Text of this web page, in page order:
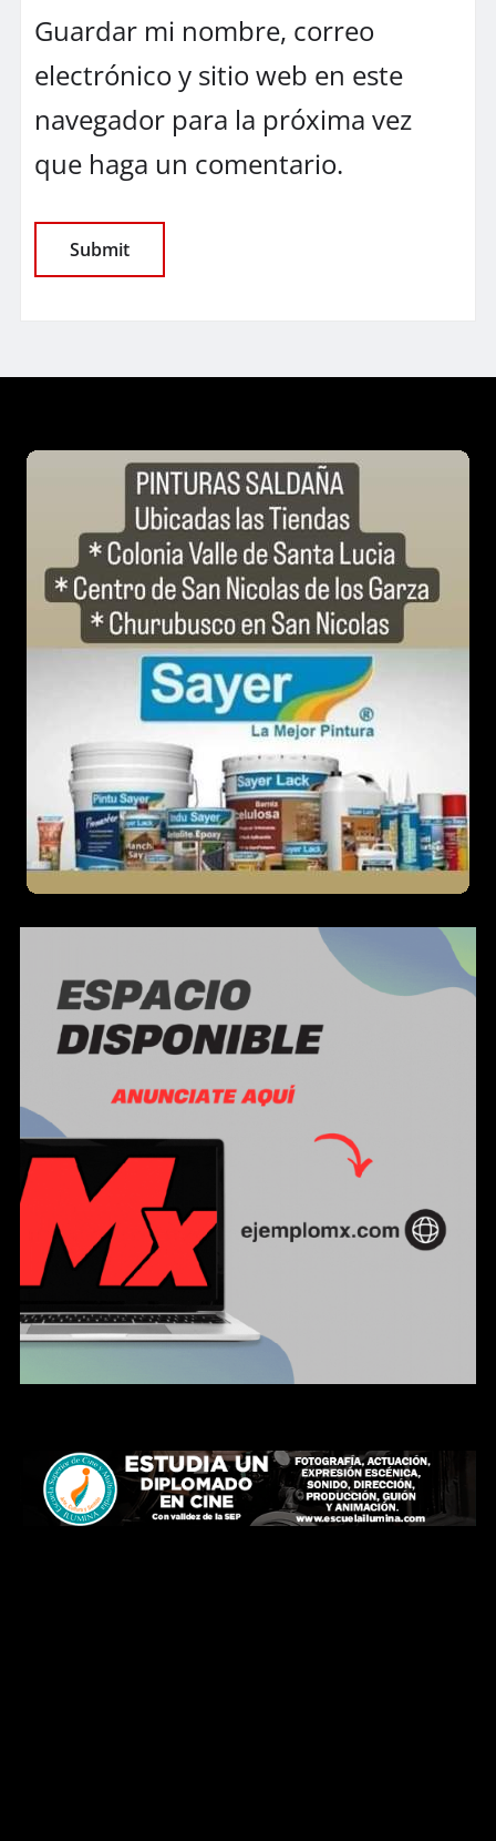
Guardar mi nombre, correo
electrónico y sitio web en este
navegador para la próxima vez
que haga un comentario.